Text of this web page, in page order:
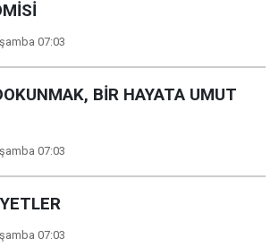
07:03
BİR HAYATA UMUT
07:03
07:03